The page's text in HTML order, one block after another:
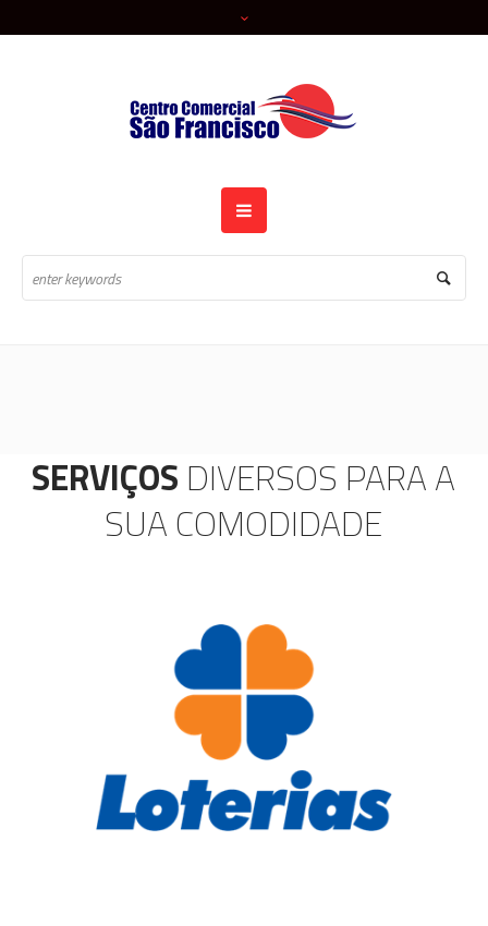
SERVIÇOS DIVERSOS PARA A
SUA COMODIDADE